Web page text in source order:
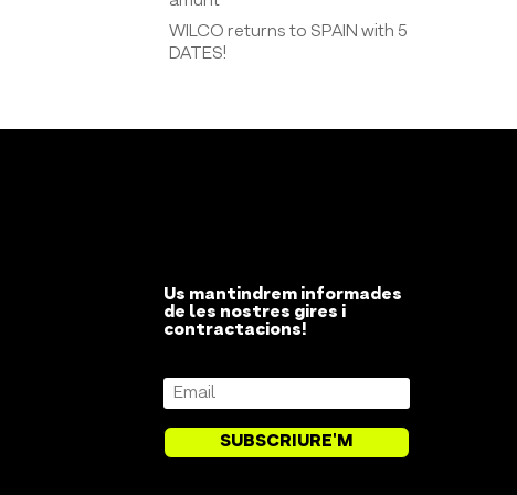
WILCO returns to SPAIN with 5
DATES!
Us mantindrem informades
de les nostres gires i
contractacions!
SUBSCRIURE'M